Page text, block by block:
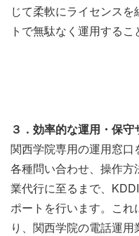
じて柔軟にライセンス
トで無駄なく運用するこ
３．効率的な運用・保守
関西学院専用の運用窓
各種問い合わせ、操作
業代行に至るまで、
ポートを行います。こ
り、関西学院の電話運